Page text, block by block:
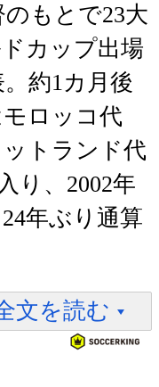
もとで23大
カップ出場
約1カ月後
ロッコ代
トランド代
り、2002年
年ぶり通算
文を読む